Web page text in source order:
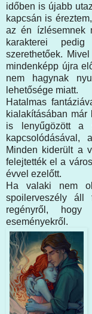
időben is újabb
kapcsán is
az én ízlésemnek
karakterei
szerethetőek.
mindenképp újra
nem hagynak
lehetősége miatt.
Hatalmas
kialakításában
is lenyűgözött a
Minden kiderült a
felejtették el a
évvel ezelőtt.
Ha valaki nem
spoilerveszély
regényről,
eseményekről.